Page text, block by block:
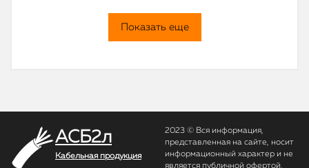
Показать еще
АСБ2л
Кабельная продукция
2023 © Вся информация,
представленная на сайте, носит
информационный характер и не
является публичной офертой.